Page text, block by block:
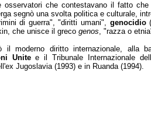
osservatori che contestavano il fatto
segnò una svolta politica e culturale,
di guerra", "diritti umani", genocidio
che unisce il greco genos, "razza o
il moderno diritto internazionale, alla
Unitee il Tribunale Internazionale
Jugoslavia (1993) e in Ruanda (1994).